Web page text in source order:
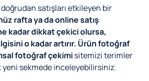
satışları etkileyen bir
rafta ya da online satış
kadar dikkat çekici olursa,
o kadar artırır. Ürün fotoğraf
fotoğraf çekimisitemizi terimler
yeni sekmede inceleyebilirsiniz.